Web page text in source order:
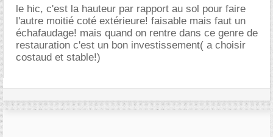
le hic, c'est la hauteur par rapport au sol pour faire
l'autre moitié coté extérieure! faisable mais faut un
échafaudage! mais quand on rentre dans ce genre de
restauration c'est un bon investissement( a choisir
costaud et stable!)